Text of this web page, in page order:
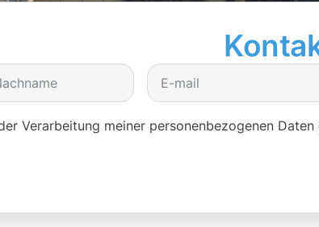
Verarbeitung meiner personenbezogenen